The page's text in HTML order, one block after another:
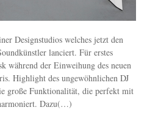
Designstudios welches jetzt den
lanciert. Für erstes
während der Einweihung des neuen
Highlight des ungewöhnlichen DJ
große Funktionalität, die perfekt mit
Dazu(…)